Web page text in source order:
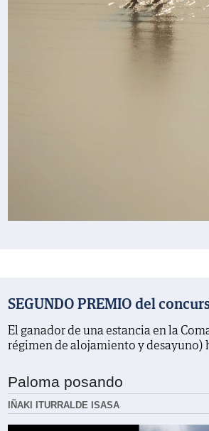
SEGUNDO PREMIO del
El ganador de una estancia en la
régimen de alojamiento y desayuno)
Paloma posando
IÑAKI ITURRALDE ISASA